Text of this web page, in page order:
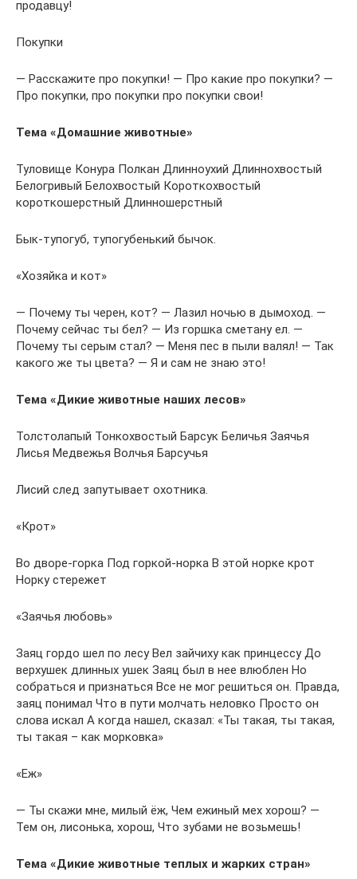
продавцу!
Покупки
— Расскажите про покупки! — Про какие про покупки? —
Про покупки, про покупки про покупки свои!
Тема «Домашние животные»
Туловище Конура Полкан Длинноухий Длиннохвостый
Белогривый Белохвостый Короткохвостый
короткошерстный Длинношерстный
Бык-тупогуб, тупогубенький бычок.
«Хозяйка и кот»
— Почему ты черен, кот? — Лазил ночью в дымоход. —
Почему сейчас ты бел? — Из горшка сметану ел. —
Почему ты серым стал? — Меня пес в пыли валял! — Так
какого же ты цвета? — Я и сам не знаю это!
Тема «Дикие животные наших лесов»
Толстолапый Тонкохвостый Барсук Беличья Заячья
Лисья Медвежья Волчья Барсучья
Лисий след запутывает охотника.
«Крот»
Во дворе-горка Под горкой-норка В этой норке крот
Норку стережет
«Заячья любовь»
Заяц гордо шел по лесу Вел зайчиху как принцессу До
верхушек длинных ушек Заяц был в нее влюблен Но
собраться и признаться Все не мог решиться он. Правда,
заяц понимал Что в пути молчать неловко Просто он
слова искал А когда нашел, сказал: «Ты такая, ты такая,
ты такая – как морковка»
«Еж»
— Ты скажи мне, милый ёж, Чем ежиный мех хорош? —
Тем он, лисонька, хорош, Что зубами не возьмешь!
Тема «Дикие животные теплых и жарких стран»